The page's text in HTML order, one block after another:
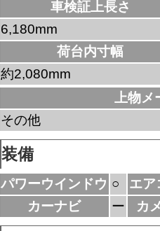
車検証上長さ
6,180mm
荷台内寸幅
約2,080mm
上物
その他
装備
パワーウインドウ ○ エア
カーナビ
ー カ